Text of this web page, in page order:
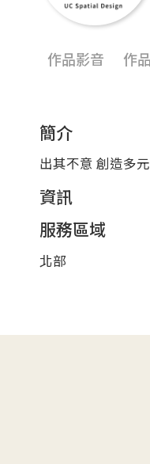
作品影音 作
簡介
出其不意 創造多
資訊
服務區域
北部